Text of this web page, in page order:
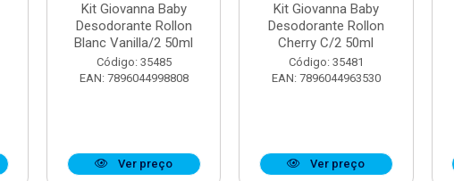
Kit Giovanna Baby
Desodorante Rollon
Blanc Vanilla/2 50ml
Código: 35485
EAN: 7896044998808
Ver preço
Kit Giovanna Baby
Desodorante Rollon
Cherry C/2 50ml
Código: 35481
EAN: 7896044963530
Ver preço